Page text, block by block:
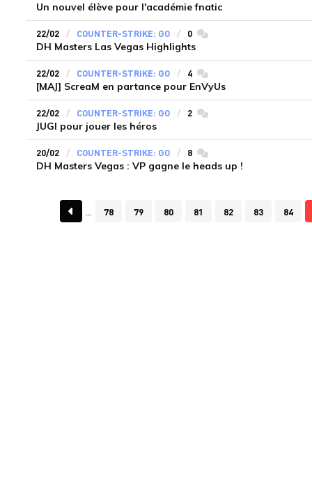
Un nouvel élève pour l'académie fnatic
22/02 COUNTER-STRIKE: GO 0 commentaires
DH Masters Las Vegas Highlights
22/02 COUNTER-STRIKE: GO 4 commentaires
[MAJ] ScreaM en partance pour EnVyUs
22/02 COUNTER-STRIKE: GO 2 commentaires
JUGI pour jouer les héros
20/02 COUNTER-STRIKE: GO 8 commentaires
DH Masters Vegas : VP gagne le heads up !
78 79 80 81 82 83 84